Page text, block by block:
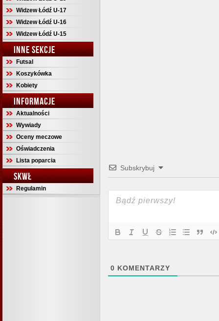
Widzew Łódź U-17
Widzew Łódź U-16
Widzew Łódź U-15
INNE SEKCJE
Futsal
Koszykówka
Kobiety
INFORMACJE
Aktualności
Wywiady
Oceny meczowe
Oświadczenia
Lista poparcia
SKWŁ
Regulamin
Subskrybuj
0 KOMENTARZY